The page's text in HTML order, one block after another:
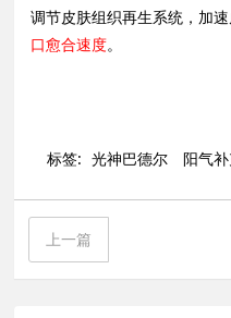
调节皮肤组织再生系统，加
口愈合速度。
标签: 光神巴德尔 阳气
上一篇